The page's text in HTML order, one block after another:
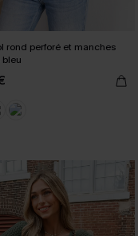
rond perforé et manches